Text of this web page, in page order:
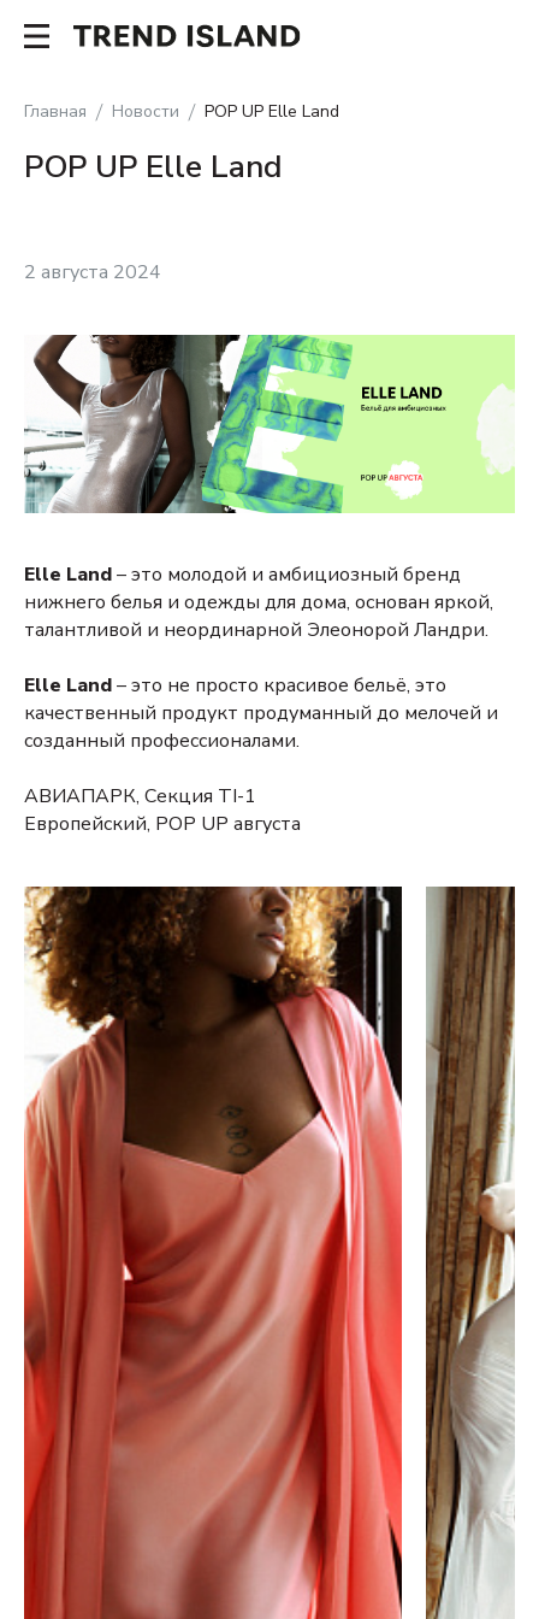
Главная Новости POP UP Elle Land
POP UP Elle Land
2 августа 2024
Elle Land– это молодой и амбициозный бренд
нижнего белья и одежды для дома, основан яркой,
талантливой и неординарной Элеонорой Ландри.
Elle Land– это не просто красивое бельё, это
качественный продукт продуманный до мелочей и
созданный профессионалами.
АВИАПАРК, Секция TI-1
Европейский, POP UP августа